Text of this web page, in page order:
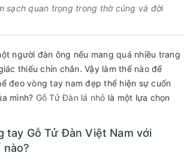
sạch quan trọng trong thờ cúng và đời
người đàn ông nếu mang quá nhiều trang
thiếu chín chắn. Vậy làm thế nào để
đeo vòng tay nam đẹp thể hiện sự cuốn
mình? Gỗ Tử Đàn lá nhỏ là một lựa chọn
tay Gỗ Tử Đàn Việt Nam với